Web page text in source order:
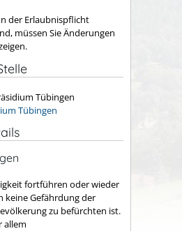
der Erlaubnispflicht
müssen Sie Änderungen
Tübingen
Tübingen
fortführen oder wieder
keine Gefährdung der
zu befürchten ist.
allem